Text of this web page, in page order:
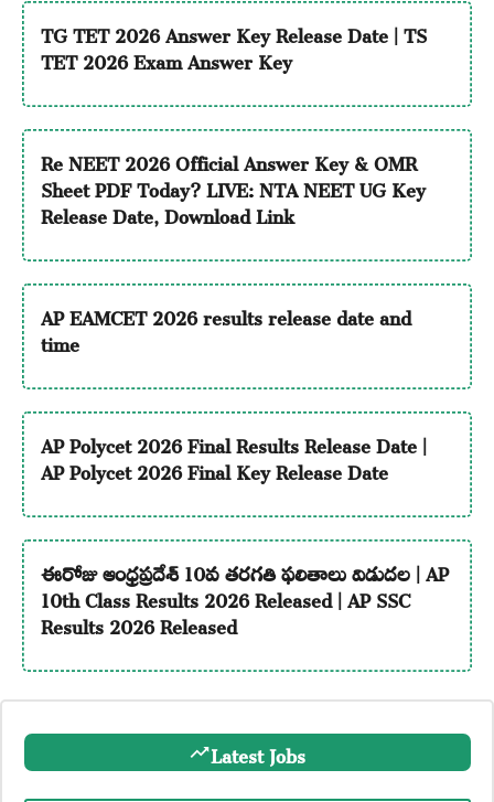
TG TET 2026 Answer Key Release Date | TS
TET 2026 Exam Answer Key
Re NEET 2026 Official Answer Key & OMR
Sheet PDF Today? LIVE: NTA NEET UG Key
Release Date, Download Link
AP EAMCET 2026 results release date and
time
AP Polycet 2026 Final Results Release Date |
AP Polycet 2026 Final Key Release Date
ఈరోజు ఆంధ్రప్రదేశ్ 10వ తరగతి ఫలితాలు విడుదల | AP
10th Class Results 2026 Released | AP SSC
Results 2026 Released
Latest Jobs